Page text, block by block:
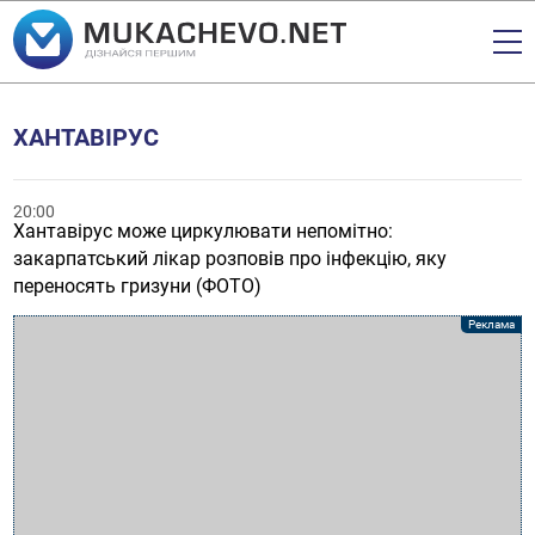
ХАНТАВІРУС
20:00
Хантавірус може циркулювати непомітно:
закарпатський лікар розповів про інфекцію, яку
переносять гризуни (ФОТО)